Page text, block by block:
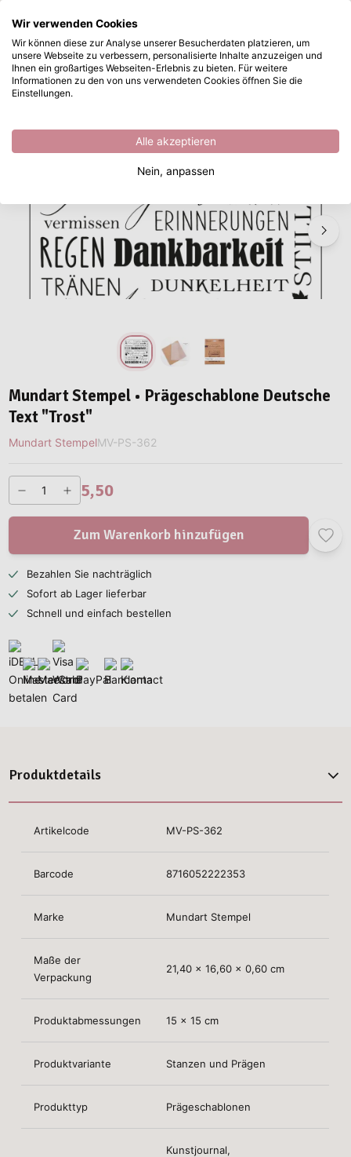
Zum Hauptinhalt springen
Sofort ab Lager lieferbar Mundart Stempel • Prägeschablone Deutsche Text "Trost"
/ Prägefolder /
Mundart Stempel • Prägeschablone Deutsche
Text "Trost"
Mundart StempelMV-PS-362
5,50
Zum Warenkorb hinzufügen
Bezahlen Sie nachträglich
Sofort ab Lager lieferbar
Schnell und einfach bestellen
Produktdetails
Artikelcode MV-PS-362
Barcode 8716052222353
Marke Mundart Stempel
Maße der
Verpackung
21,40 x 16,60 x 0,60 cm
Produktabmessungen 15 x 15 cm
Produktvariante Stanzen und Prägen
Produkttyp Prägeschablonen
Kunstjournal,
Wonach suchen Sie?
Wir verwenden Cookies
Wir können diese zur Analyse unserer Besucherdaten platzieren, um
unsere Webseite zu verbessern, personalisierte Inhalte anzuzeigen und
Ihnen ein großartiges Webseiten-Erlebnis zu bieten. Für weitere
Informationen zu den von uns verwendeten Cookies öffnen Sie die
Einstellungen.
Alle akzeptieren
Nein, anpassen